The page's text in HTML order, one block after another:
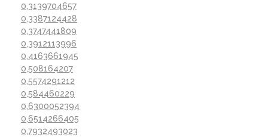
0,3139704657
0,3387124428
0,3747441809
0,3912113996
0,4163661945
0,508164207
0,5574291212
0,584460229
0,6300052394
0,6514266405
0,7932493023